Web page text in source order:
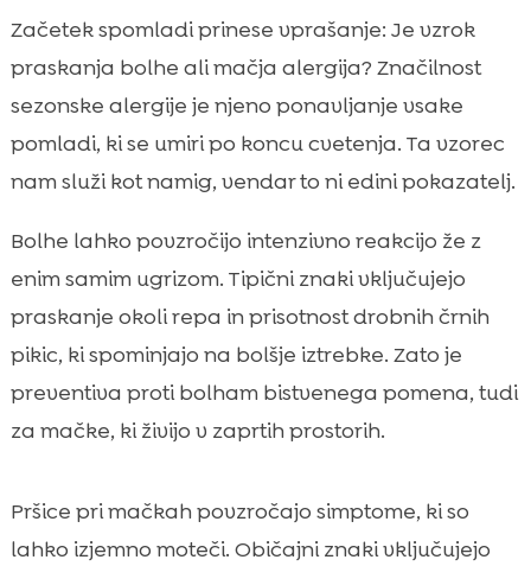
Začetek spomladi prinese vprašanje: Je vzrok
praskanja bolhe ali mačja alergija? Značilnost
sezonske alergije je njeno ponavljanje vsake
pomladi, ki se umiri po koncu cvetenja. Ta vzorec
nam služi kot namig, vendar to ni edini pokazatelj.
Bolhe lahko povzročijo intenzivno reakcijo že z
enim samim ugrizom. Tipični znaki vključujejo
praskanje okoli repa in prisotnost drobnih črnih
pikic, ki spominjajo na bolšje iztrebke. Zato je
preventiva proti bolham bistvenega pomena, tudi
za mačke, ki živijo v zaprtih prostorih.
Pršice pri mačkah povzročajo simptome, ki so
lahko izjemno moteči. Običajni znaki vključujejo